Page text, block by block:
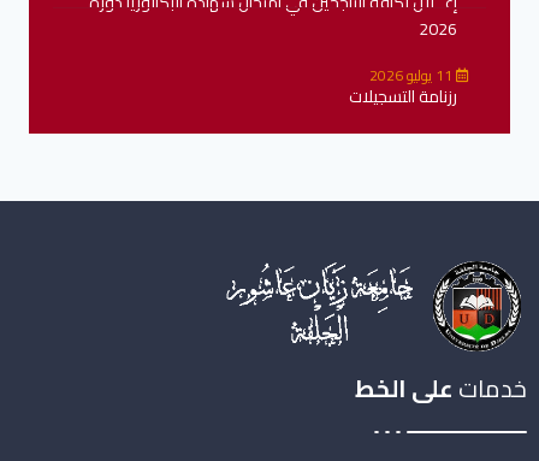
2026
رزنامة التسجيلات
خدماتعلى الخط